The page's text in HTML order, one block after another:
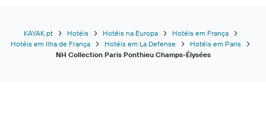
KAYAK.pt Hotéis Hotéis na Europa
Hotéis em França
Hotéis em Ilha de França
Hotéis em La Defense
Hotéis em Paris
NH Collection Paris Ponthieu Champs-Élysées